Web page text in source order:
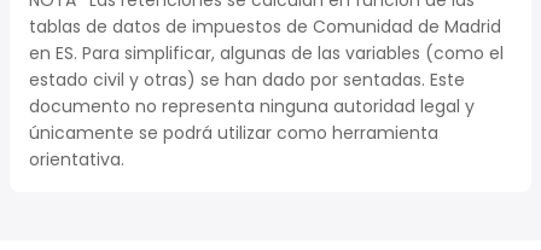
tablas de datos de impuestos de Comunidad de Madrid
en ES. Para simplificar, algunas de las variables (como el
estado civil y otras) se han dado por sentadas. Este
documento no representa ninguna autoridad legal y
únicamente se podrá utilizar como herramienta
orientativa.